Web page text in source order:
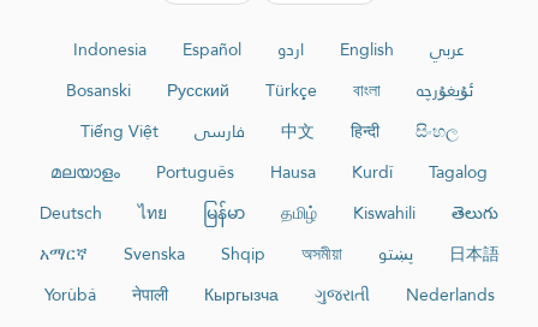
عربي English اردو Español
Indonesia
ئۇيغۇرچە
বাংলা
Türkçe
Русский
Bosanski
සිංහල
हिन्दी
中文 فارسی
Tiếng Việt
Tagalog
Kurdî
Hausa
Português
മലയാളം
తెలుగు
Kiswahili
தமிழ்
မြန်မာ
ไทย
Deutsch
日本語
پښتو অসমীয়া
Shqip
Svenska
አማርኛ
Nederlands
ગુજરાતી
Кыргызча
नेपाली
Yorùbá